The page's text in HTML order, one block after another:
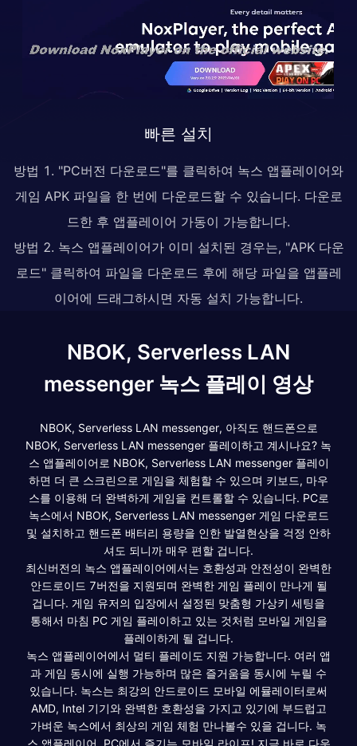
빠른 설치
방법 1. "PC버전 다운로드"를 클릭하여 녹스 앱플레이어와
게임 APK 파일을 한 번에 다운로드할 수 있습니다. 다운로
드한 후 앱플레이어 가동이 가능합니다.
방법 2. 녹스 앱플레이어가 이미 설치된 경우는, "APK 다운
로드" 클릭하여 파일을 다운로드 후에 해당 파일을 앱플레
이어에 드래그하시면 자동 설치 가능합니다.
NBOK, Serverless LAN
messenger 녹스 플레이 영상
NBOK, Serverless LAN messenger, 아직도 핸드폰으로
NBOK, Serverless LAN messenger 플레이하고 계시나요? 녹
스 앱플레이어로 NBOK, Serverless LAN messenger 플레이
하면 더 큰 스크린으로 게임을 체험할 수 있으며 키보드, 마우
스를 이용해 더 완벽하게 게임을 컨트롤할 수 있습니다. PC로
녹스에서 NBOK, Serverless LAN messenger 게임 다운로드
및 설치하고 핸드폰 배터리 용량을 인한 발열현상을 걱정 안하
셔도 되니까 매우 편할 겁니다.
최신버전의 녹스 앱플레이어에서는 호환성과 안전성이 완벽한
안드로이드 7버전을 지원되며 완벽한 게임 플레이 만나게 될
겁니다. 게임 유저의 입장에서 설정된 맞춤형 가상키 세팅을
통해서 마침 PC 게임 플레이하고 있는 것처럼 모바일 게임을
플레이하게 될 겁니다.
녹스 앱플레이어에서 멀티 플레이도 지원 가능합니다. 여러 앱
과 게임 동시에 실행 가능하며 많은 즐거움을 동시에 누릴 수
있습니다. 녹스는 최강의 안드로이드 모바일 에뮬레이터로써
AMD, Intel 기기와 완벽한 호환성을 가지고 있기에 부드럽고
가벼운 녹스에서 최상의 게임 체험 만나볼수 있을 겁니다. 녹
스 앱플레이어, PC에서 즐기는 모바일 라이프! 지금 바로 다운